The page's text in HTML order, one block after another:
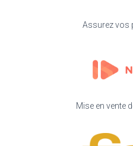
Assurez vos
Mise en vente